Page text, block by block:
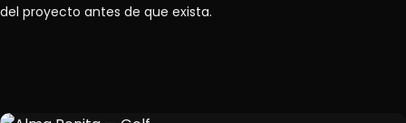
del proyecto antes de que exista.